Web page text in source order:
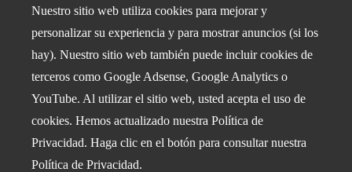
Nuestro sitio web utiliza cookies para mejorar y
personalizar su experiencia y para mostrar anuncios (si los
hay). Nuestro sitio web también puede incluir cookies de
terceros como Google Adsense, Google Analytics o
YouTube. Al utilizar el sitio web, usted acepta el uso de
cookies. Hemos actualizado nuestra Política de
Privacidad. Haga clic en el botón para consultar nuestra
Política de Privacidad.